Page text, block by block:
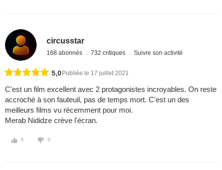
circusstar
168 abonnés 732 critiques Suivre son activité
5,0 Publiée le 17 juillet 2021
C'est un film excellent avec 2 protagonistes incroyables. On reste
accroché à son fauteuil, pas de temps mort. C'est un des
meilleurs films vu récemment pour moi.
Merab Nididze crève l'écran.
5 0